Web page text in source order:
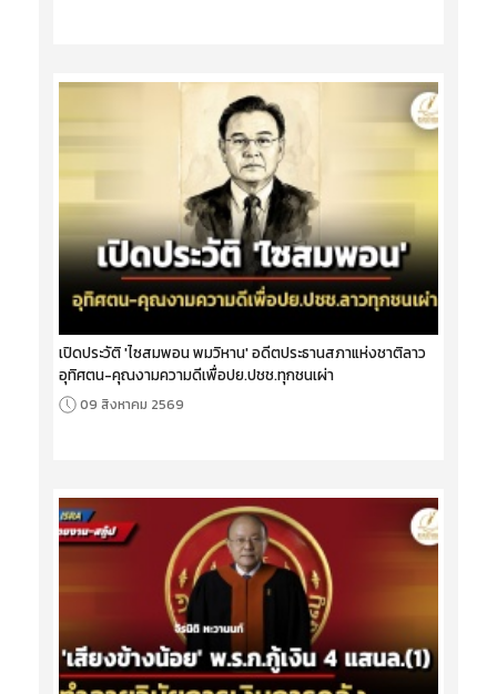
เปิดประวัติ 'ไซสมพอน พมวิหาน' อดีตประธานสภาแห่งชาติลาว
อุทิศตน-คุณงามความดีเพื่อปย.ปชช.ทุกชนเผ่า
09 สิงหาคม 2569